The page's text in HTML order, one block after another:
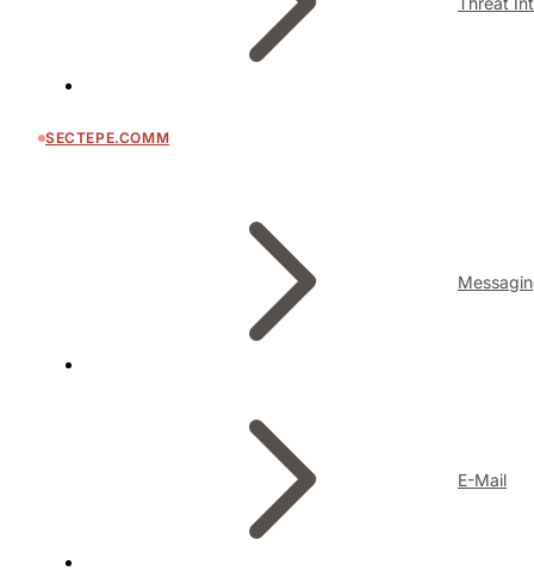
SECTEPE.COMM
E-Mail